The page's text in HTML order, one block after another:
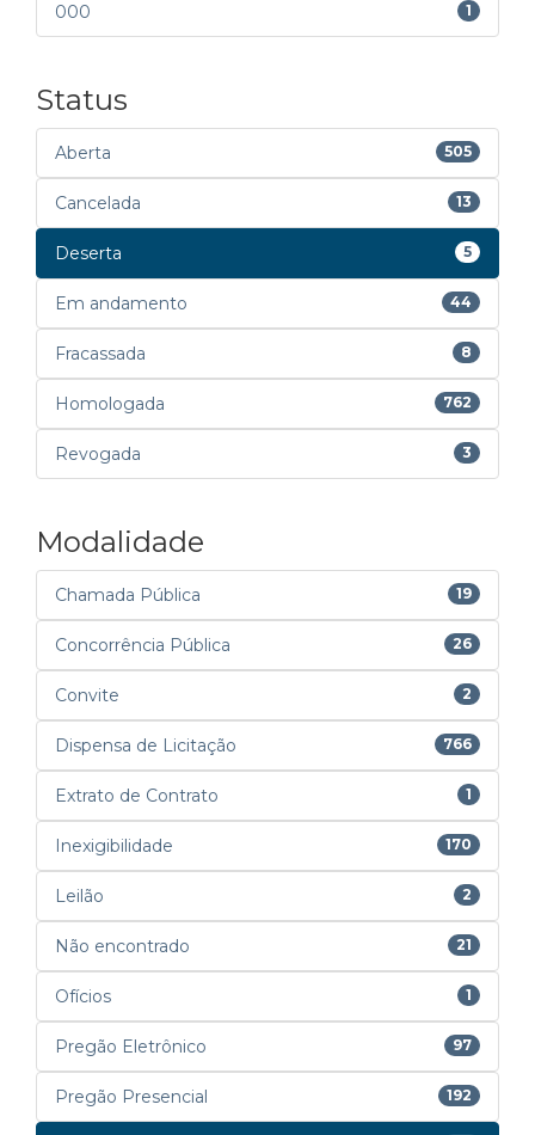
000 1
Status
Aberta 505
Cancelada 13
Deserta 5
Em andamento 44
Fracassada 8
Homologada 762
Revogada 3
Modalidade
Chamada Pública 19
Concorrência Pública 26
Convite 2
Dispensa de Licitação 766
Extrato de Contrato 1
Inexigibilidade 170
Leilão 2
Não encontrado 21
Ofícios 1
Pregão Eletrônico 97
Pregão Presencial 192